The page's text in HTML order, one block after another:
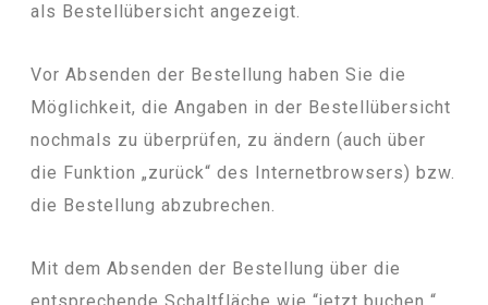
als Bestellübersicht angezeigt.
Vor Absenden der Bestellung haben Sie die
Möglichkeit, die Angaben in der Bestellübersicht
nochmals zu überprüfen, zu ändern (auch über
die Funktion „zurück“ des Internetbrowsers) bzw.
die Bestellung abzubrechen.
Mit dem Absenden der Bestellung über die